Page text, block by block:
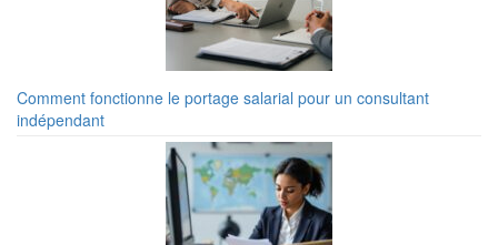
Comment fonctionne le portage salarial pour un consultant
indépendant